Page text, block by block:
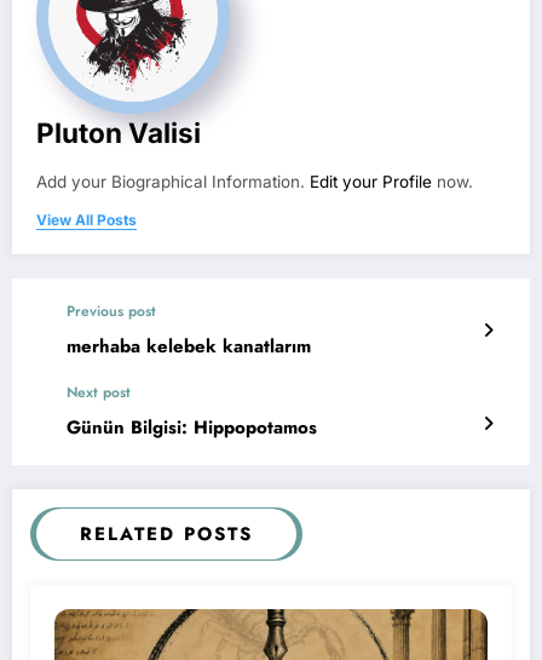
Pluton Valisi
Add your Biographical Information. Edit your Profile now.
View All Posts
Previous post
merhaba kelebek kanatlarım
Next post
Günün Bilgisi: Hippopotamos
RELATED POSTS